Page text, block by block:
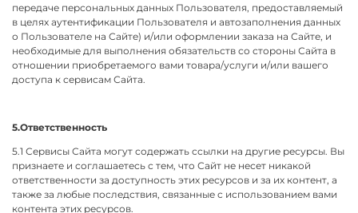
передаче персональных данных Пользователя, предоставляемый
в целях аутентификации Пользователя и автозаполнения данных
о Пользователе на Сайте) и/или оформлении заказа на Сайте, и
необходимые для выполнения обязательств со стороны Сайта в
отношении приобретаемого вами товара/услуги и/или вашего
доступа к сервисам Сайта.
5.Ответственность
5.1 Сервисы Сайта могут содержать ссылки на другие ресурсы. Вы
признаете и соглашаетесь с тем, что Сайт не несет никакой
ответственности за доступность этих ресурсов и за их контент, а
также за любые последствия, связанные с использованием вами
контента этих ресурсов.